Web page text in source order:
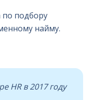
по подбору
найму.
HR в 2017 году